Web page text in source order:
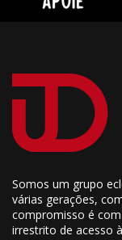
Somos um grupo
várias gerações,
compromisso é
irrestrito de acesso